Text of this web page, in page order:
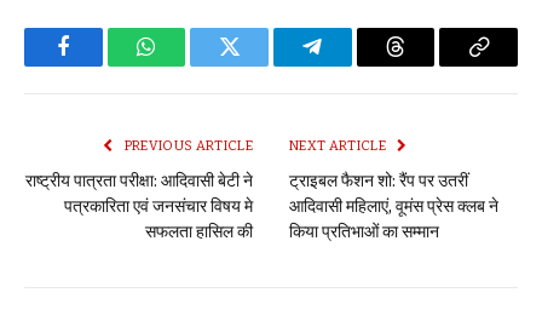
FacebookWhatsAppTwitter TelegramThreads Copy
PREVIOUS ARTICLE
राष्ट्रीय पात्रता परीक्षा: आदिवासी बेटी ने
पत्रकारिता एवं जनसंचार विषय मे
सफलता हासिल की
NEXT ARTICLE
ट्राइबल फैशन शो: रैंप पर उतरीं
आदिवासी महिलाएं, वूमंस प्रेस क्लब ने
किया प्रतिभाओं का सम्मान